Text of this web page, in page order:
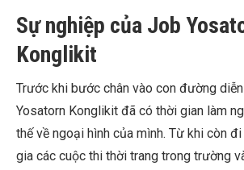
Sự nghiệp của Job
Konglikit
Trước khi bước chân vào con đường
Yosatorn Konglikit đã có thời gian làm
thế về ngoại hình của mình. Từ khi còn
gia các cuộc thi thời trang trong trường